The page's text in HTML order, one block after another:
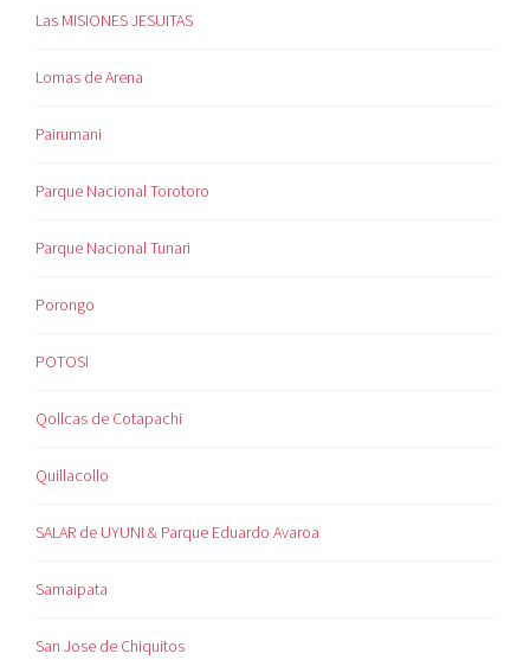
Las MISIONES JESUITAS
Lomas de Arena
Pairumani
Parque Nacional Torotoro
Parque Nacional Tunari
Porongo
POTOSI
Qollcas de Cotapachi
Quillacollo
SALAR de UYUNI & Parque Eduardo Avaroa
Samaipata
San Jose de Chiquitos